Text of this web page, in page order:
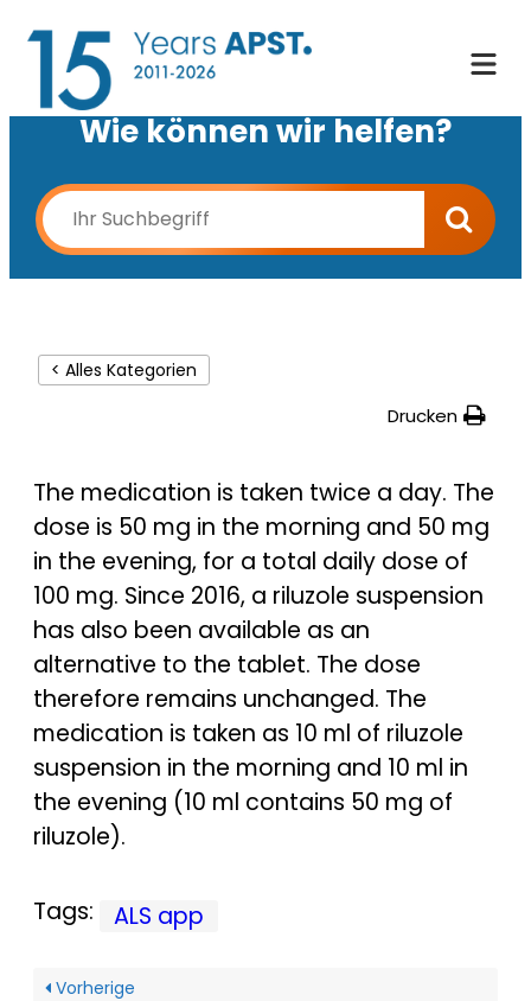
Wie können wir helfen?
< Alles Kategorien
Drucken
The medication is taken twice a day. The
dose is 50 mg in the morning and 50 mg
in the evening, for a total daily dose of
100 mg. Since 2016, a riluzole suspension
has also been available as an
alternative to the tablet. The dose
therefore remains unchanged. The
medication is taken as 10 ml of riluzole
suspension in the morning and 10 ml in
the evening (10 ml contains 50 mg of
riluzole).
Tags: ALS app
Vorherige